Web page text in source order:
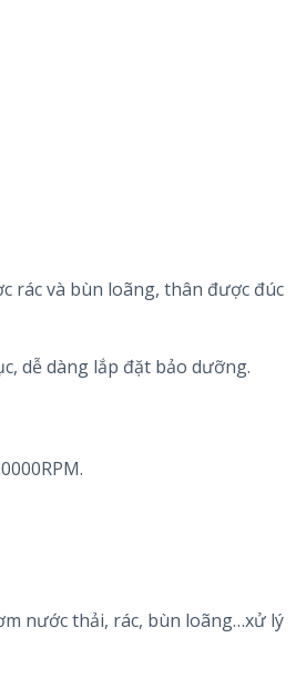
rác và bùn loãng, thân được đúc
dễ dàng lắp đặt bảo dưỡng.
nước thải, rác, bùn loãng…xử lý